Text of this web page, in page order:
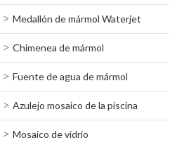
Medallón de mármol Waterjet
Chimenea de mármol
Fuente de agua de mármol
Azulejo mosaico de la piscina
Mosaico de vidrio
escaparate